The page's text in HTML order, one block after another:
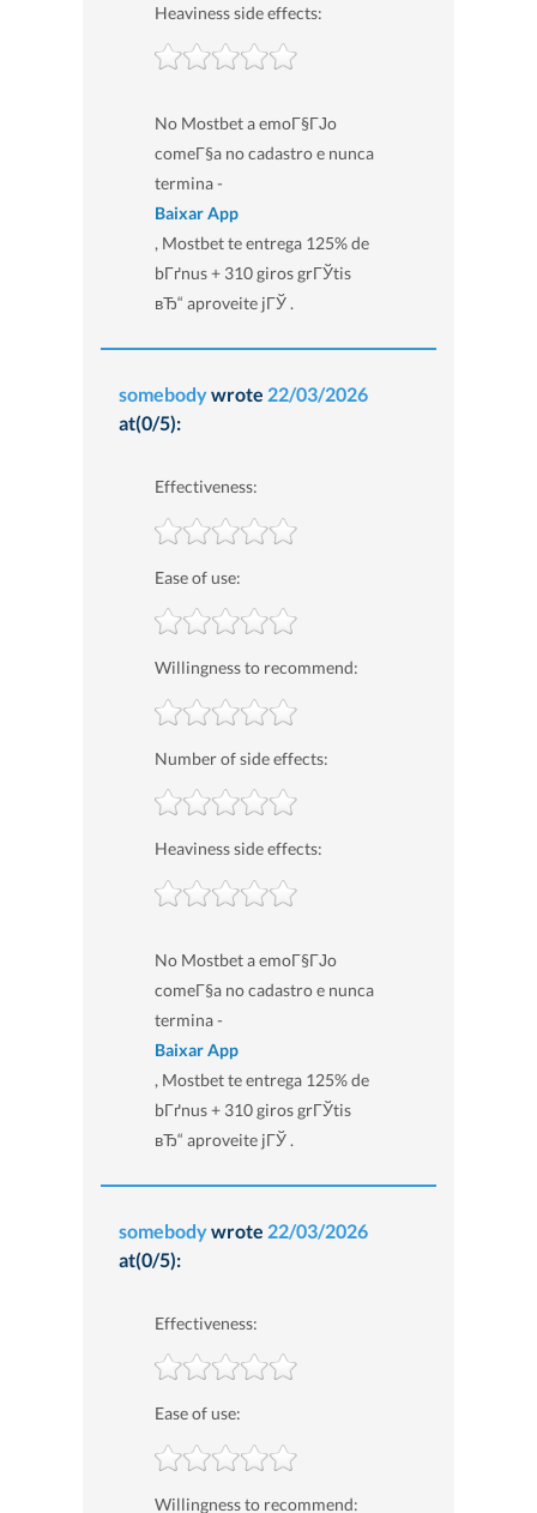
Heaviness side effects:
No Mostbet a emoГ§ГЈo
comeГ§a no cadastro e nunca
termina -
Baixar App
, Mostbet te entrega 125% de
bГґnus + 310 giros grГЎtis
вЂ“ aproveite jГЎ .
somebodywrote 22/03/2026
at(0/5):
Effectiveness:
Ease of use:
Willingness to recommend:
Number of side effects:
Heaviness side effects:
No Mostbet a emoГ§ГЈo
comeГ§a no cadastro e nunca
termina -
Baixar App
, Mostbet te entrega 125% de
bГґnus + 310 giros grГЎtis
вЂ“ aproveite jГЎ .
somebodywrote 22/03/2026
at(0/5):
Effectiveness:
Ease of use:
Willingness to recommend: